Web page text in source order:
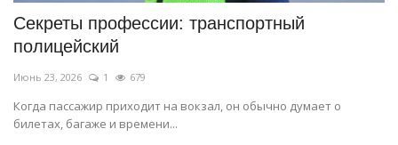
Секреты профессии: транспортный
полицейский
Июнь 23, 2026 1 679
Когда пассажир приходит на вокзал, он обычно думает о
билетах, багаже и времени...